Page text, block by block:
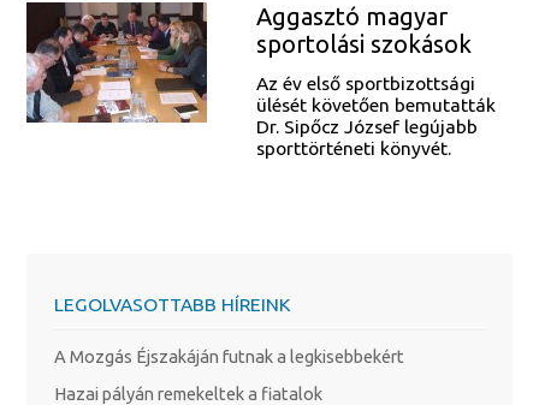
Aggasztó magyar
sportolási szokások
Az év első sportbizottsági
ülését követően bemutatták
Dr. Sipőcz József legújabb
sporttörténeti könyvét.
LEGOLVASOTTABB HÍREINK
A Mozgás Éjszakáján futnak a legkisebbekért
Hazai pályán remekeltek a fiatalok